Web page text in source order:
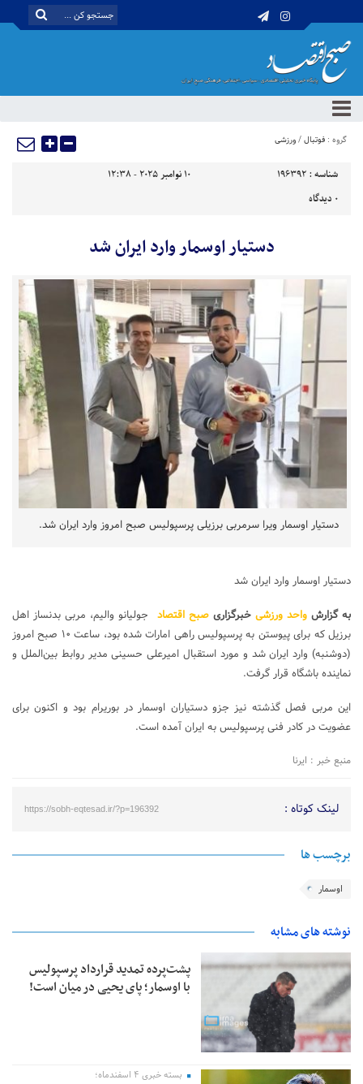
گروه : فوتبال/ورزشی
شناسه : 196392
10 نوامبر 2025 - 12:38
0 دیدگاه
دستیار اوسمار وارد ایران شد
دستیار اوسمار ویرا سرمربی برزیلی پرسپولیس صبح امروز وارد ایران شد.
دستیار اوسمار وارد ایران شد
به گزارشواحد ورزشی خبرگزاریصبح اقتصاد جولیانو والیم، مربی بدنساز اهل
برزیل که برای پیوستن به پرسپولیس راهی امارات شده بود، ساعت ۱۰ صبح امروز
(دوشنبه) وارد ایران شد و مورد استقبال امیرعلی حسینی مدیر روابط بین‌الملل و
نماینده باشگاه قرار گرفت.
این مربی فصل گذشته نیز جزو دستیاران اوسمار در بوریرام بود و اکنون برای
عضویت در کادر فنی پرسپولیس به ایران آمده است.
منبع خبر : ایرنا
لینک کوتاه : https://sobh-eqtesad.ir/?p=196392
برچسب ها
اوسمار
نوشته های مشابه
پشت‌پرده تمدید قرارداد پرسپولیس
با اوسمار؛ پای یحیی در میان است!
بسته خبری ۴ اسفندماه؛